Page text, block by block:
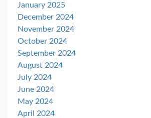
January 2025
December 2024
November 2024
October 2024
September 2024
August 2024
July 2024
June 2024
May 2024
April 2024